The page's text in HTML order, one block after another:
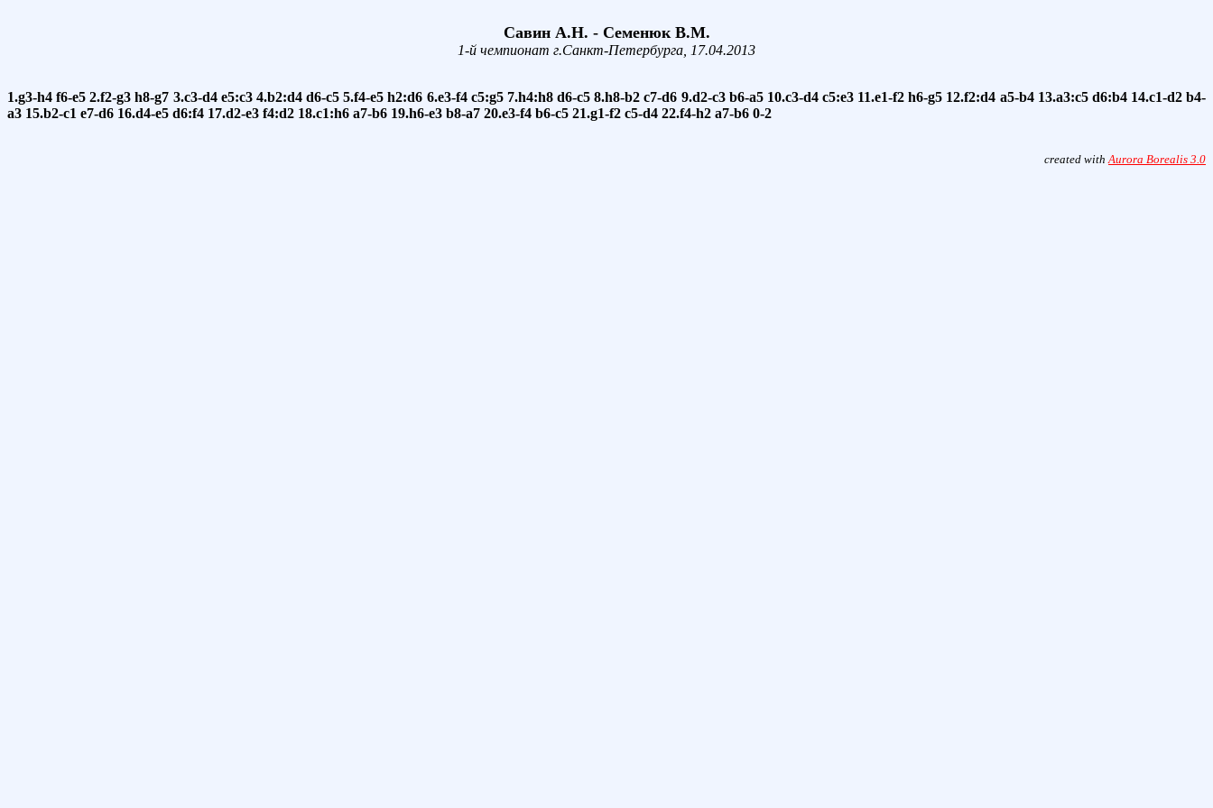
Савин А.Н. - Семенюк В.М.
1-й чемпионат г.Санкт-Петербурга, 17.04.2013
1.g3-h4 f6-e5 2.f2-g3 h8-g7 3.c3-d4 e5:c3 4.b2:d4 d6-c5 5.f4-e5 h2:d6 6.e3-f4 c5:g5 7.h4:h8 d6-c5 8.h8-b2 c7-d6 9.d2-c3 b6-a5 10.c3-d4 c5:e3 11.e1-f2 h6-g5 12.f2:d4 a5-b4 13.a3:c5 d6:b4 14.c1-d2 b4-
a3 15.b2-c1 e7-d6 16.d4-e5 d6:f4 17.d2-e3 f4:d2 18.c1:h6 a7-b6 19.h6-e3 b8-a7 20.e3-f4 b6-c5 21.g1-f2 c5-d4 22.f4-h2 a7-b6 0-2
created withAurora Borealis 3.0